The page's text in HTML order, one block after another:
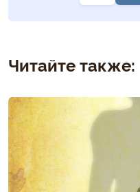
Читайте также: